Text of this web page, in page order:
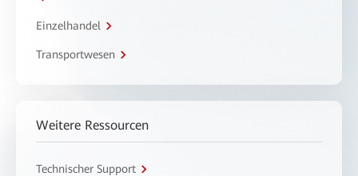
Einzelhandel
Transportwesen
Weitere Ressourcen
Technischer Support